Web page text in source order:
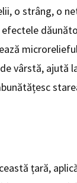
o strâng, o
vârstă, ajută
țară,